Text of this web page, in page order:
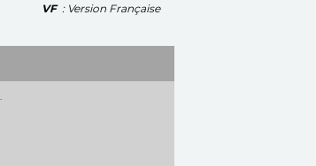
VF : Version Française